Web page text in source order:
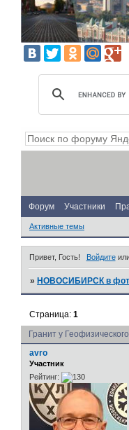
Форум Участники
Активные темы
Привет, Гость! Войдите
»НОВОСИБИРСК в
Гранит у
Страница:1
avro
Участник
Рейтинг: